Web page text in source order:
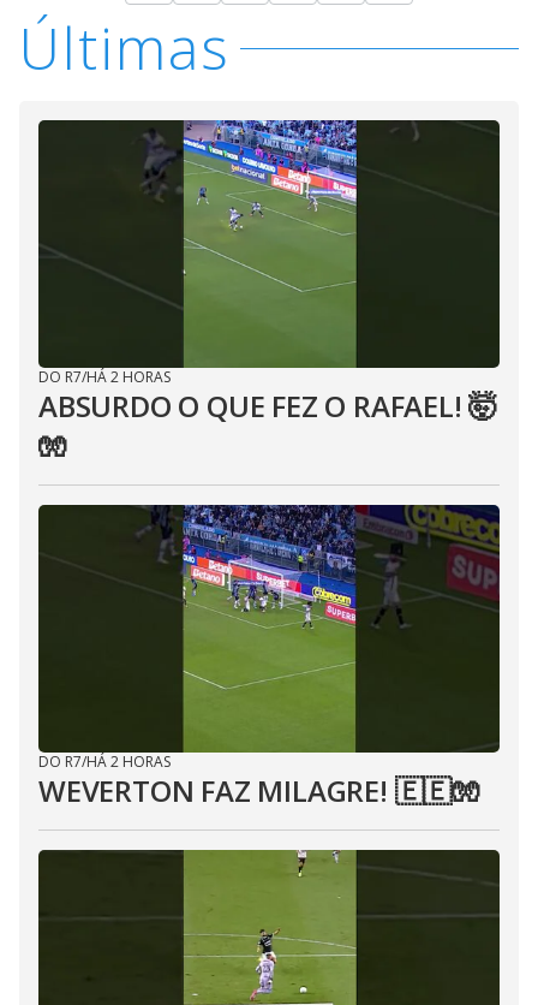
Últimas
DO R7/HÁ 2 HORAS
ABSURDO O QUE FEZ O RAFAEL! 🤯
🧤
DO R7/HÁ 2 HORAS
WEVERTON FAZ MILAGRE! 🇪🇪🧤